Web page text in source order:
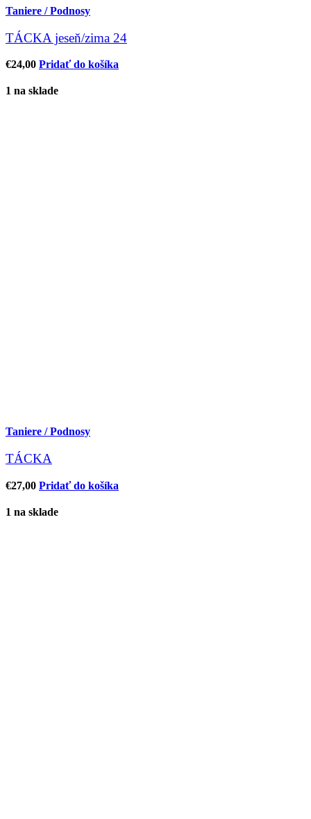
Taniere / Podnosy
TÁCKA jeseň/zima 24
€24,00 Pridať do košíka
1 na sklade
Taniere / Podnosy
TÁCKA
€27,00 Pridať do košíka
1 na sklade